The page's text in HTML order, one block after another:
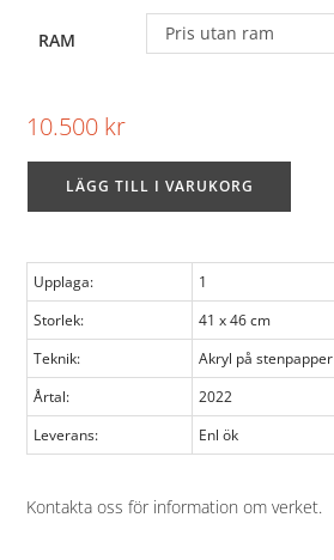
RAM Pris utan ram
10.500 kr
LÄGG TILL I VARUKORG
Upplaga:
1
Storlek:
41 x 46 cm
Teknik:
Akryl på stenpapper
Årtal:
2022
Leverans:
Enl ök
Kontakta oss för information om verket.